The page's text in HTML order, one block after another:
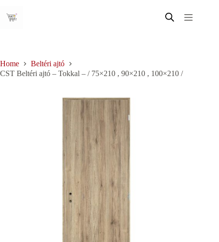
content
Home
Beltéri ajtó
CST Beltéri ajtó – Tokkal – / 75×210 , 90×210 , 100×210 /